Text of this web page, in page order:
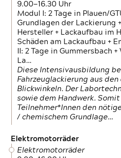
9.00—16.30 Uhr
Modul I: 2 Tage in Plauen/
Grundlagen der Lackierung
Hersteller + Lackaufbau im
Schäden am Lackaufbau +
II: 2 Tage in Gummersbach
La…
Diese Intensivausbildung
Fahrzeuglackierung aus
Blickwinkeln. Der
sowie dem Handwerk.
Teilnehmer*Innen den
/ chemischem Grundlage…
Elektromotorräder
Elektromotorräder